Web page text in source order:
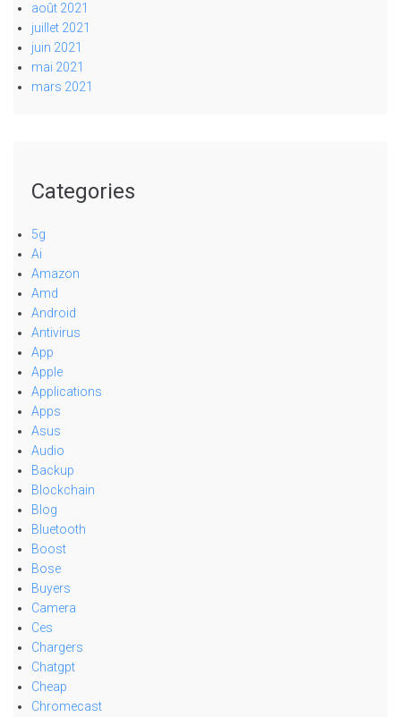
août 2021
juillet 2021
juin 2021
mai 2021
mars 2021
Categories
5g
Ai
Amazon
Amd
Android
Antivirus
App
Apple
Applications
Apps
Asus
Audio
Backup
Blockchain
Blog
Bluetooth
Boost
Bose
Buyers
Camera
Ces
Chargers
Chatgpt
Cheap
Chromecast